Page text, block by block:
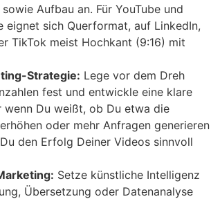
Aufbau an. Für YouTube und
eignet sich Querformat, auf LinkedIn,
TikTok meist Hochkant (9:16) mit
Strategie: Lege vor dem Dreh
fest und entwickle eine klare
wenn Du weißt, ob Du etwa die
oder mehr Anfragen generieren
den Erfolg Deiner Videos sinnvoll
Setze künstliche Intelligenz
Übersetzung oder Datenanalyse